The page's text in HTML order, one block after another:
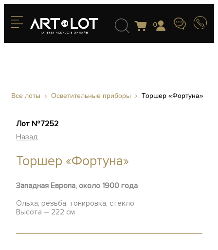
0
Все лоты Осветительные приборы Торшер «Фортуна»
Лот №7252
Назад
Торшер «Фортуна»
Западная Европа, около 1900 года
Ольха, резьба, тонировка, стекло
Высота – 222 см